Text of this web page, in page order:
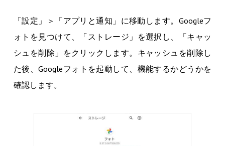
「設定」＞「アプリと通知」に移動します。Googleフ
ォトを見つけて、「ストレージ」を選択し、「キャッ
シュを削除」をクリックします。キャッシュを削除し
た後、Googleフォトを起動して、機能するかどうかを
確認します。